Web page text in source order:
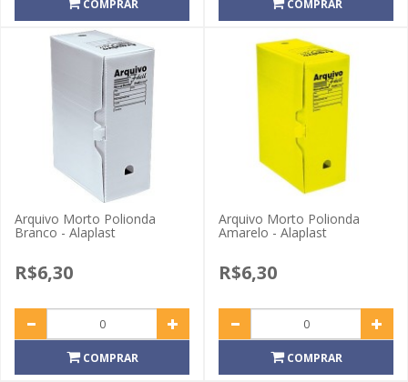
COMPRAR COMPRAR
Arquivo Morto Polionda
Branco - Alaplast
R$6,30
COMPRAR
Arquivo Morto Polionda
Amarelo - Alaplast
R$6,30
COMPRAR